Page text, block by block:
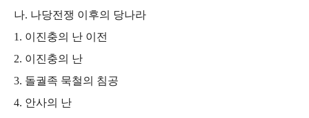
나. 나당전쟁 이후의 당나라
1. 이진충의 난 이전
2. 이진충의 난
3. 돌궐족 묵철의 침공
4. 안사의 난